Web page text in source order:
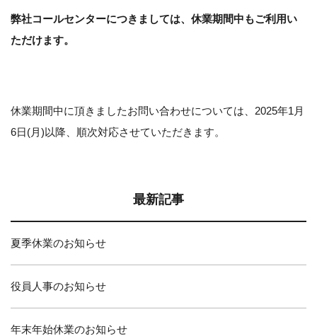
弊社コールセンターにつきましては、休業期間中もご利用い
ただけます。
休業期間中に頂きましたお問い合わせについては、2025年1月
6日(月)以降、順次対応させていただきます。
最新記事
夏季休業のお知らせ
役員人事のお知らせ
年末年始休業のお知らせ